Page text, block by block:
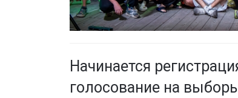
Начинается
голосование на